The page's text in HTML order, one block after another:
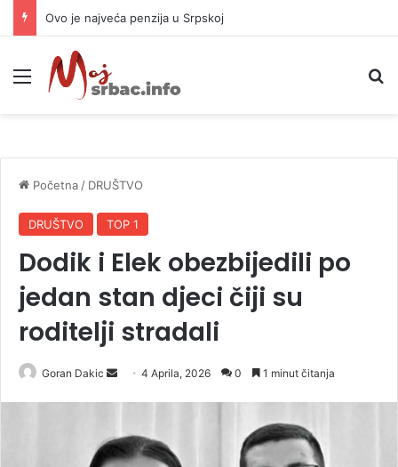
Ovo je najveća penzija u Srpskoj
Meni
Početna / DRUŠTVO
DRUŠTVO TOP 1
Dodik i Elek obezbijedili po
jedan stan djeci čiji su
roditelji stradali
Goran Dakic
d
a
4 Aprila, 2026 0 1 minut čitanja